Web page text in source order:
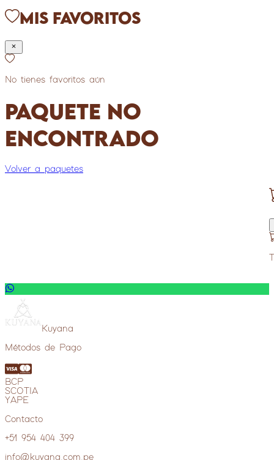
Mis Favoritos
No tienes favoritos aún
Paquete no
encontrado
Volver a paquetes
Kuyana
Métodos de Pago
BCP
SCOTIA
YAPE
Contacto
+51 954 404 399
info@kuyana.com.pe